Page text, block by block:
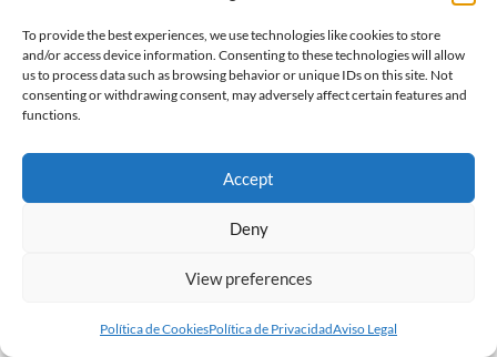
To provide the best experiences, we use technologies like cookies to store
and/or access device information. Consenting to these technologies will allow
us to process data such as browsing behavior or unique IDs on this site. Not
consenting or withdrawing consent, may adversely affect certain features and
functions.
Accept
Deny
View preferences
Política de CookiesPolítica de PrivacidadAviso Legal
L’invenzionde della “gender ideology”
Il mondo sussulta incredulo alla notizia che Penny Polar
Bear, compagna di scuola di Peppa pig, ha raccontato alle
compagne e ai compagni di classe di avere due mamme. E
gender”. Ma voglio darvi una notizia ancora più
esiste, è […]